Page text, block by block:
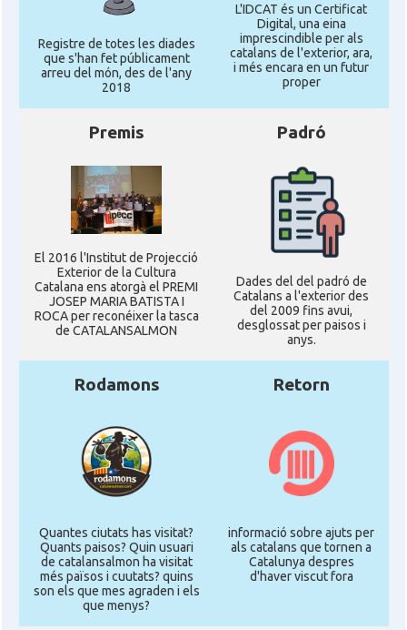
Registre de totes les diades
que s'han fet públicament
arreu del món, des de l'any
2018
L'IDCAT és un Certificat
Digital, una eina
imprescindible per als
catalans de l'exterior, ara,
i més encara en un futur
proper
Premis
El 2016 l'Institut de Projecció
Exterior de la Cultura
Catalana ens atorgà el PREMI
JOSEP MARIA BATISTA I
ROCA per reconéixer la tasca
de CATALANSALMON
Padró
Dades del del padró de
Catalans a l'exterior des
del 2009 fins avui,
desglossat per paisos i
anys.
Rodamons
Quantes ciutats has visitat?
Quants paisos? Quin usuari
de catalansalmon ha visitat
més països i cuutats? quins
son els que mes agraden i els
que menys?
Retorn
informació sobre ajuts per
als catalans que tornen a
Catalunya despres
d'haver viscut fora